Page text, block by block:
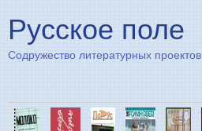
Русское поле
Содружество литературных проектов